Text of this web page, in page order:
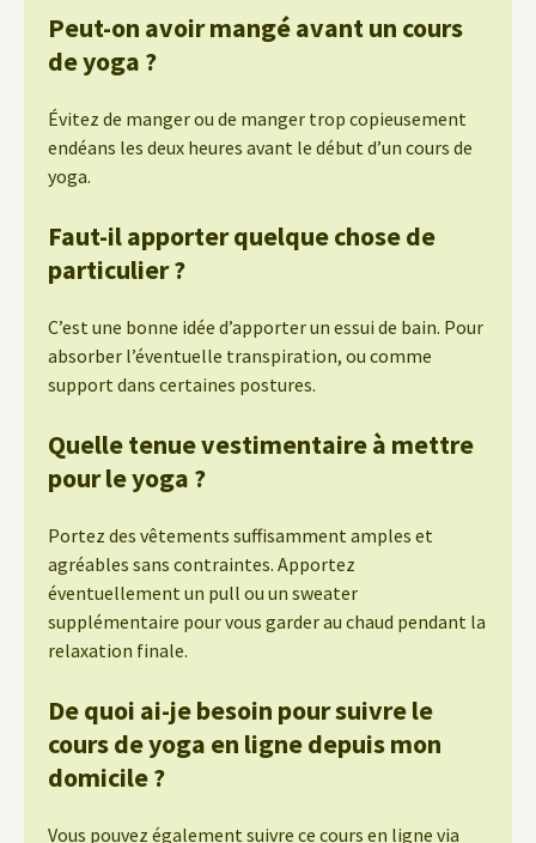
Peut-on avoir mangé avant un cours
de yoga ?
Évitez de manger ou de manger trop copieusement
endéans les deux heures avant le début d’un cours de
yoga.
Faut-il apporter quelque chose de
particulier ?
C’est une bonne idée d’apporter un essui de bain. Pour
absorber l’éventuelle transpiration, ou comme
support dans certaines postures.
Quelle tenue vestimentaire à mettre
pour le yoga ?
Portez des vêtements suffisamment amples et
agréables sans contraintes. Apportez
éventuellement un pull ou un sweater
supplémentaire pour vous garder au chaud pendant la
relaxation finale.
De quoi ai-je besoin pour suivre le
cours de yoga en ligne depuis mon
domicile ?
Vous pouvez également suivre ce cours en ligne via